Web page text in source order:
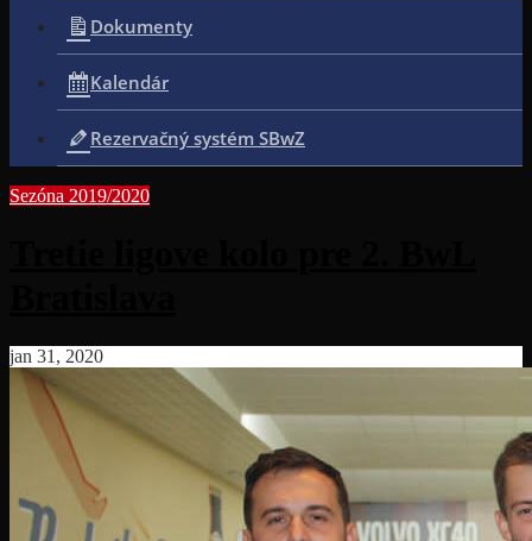
Dokumenty
Kalendár
Rezervačný systém SBwZ
Sezóna 2019/2020
jan 31, 2020